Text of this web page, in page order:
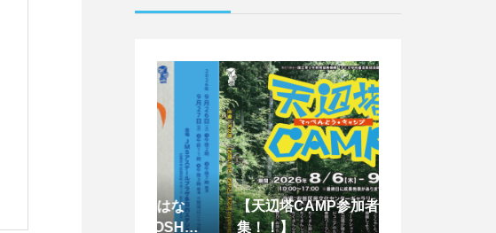
演劇祭〜HIROSHIM
【天辺塔CAMP参加者募
集！！】